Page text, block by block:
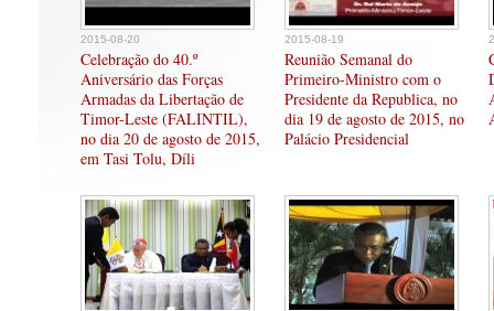
2015-08-20
Celebração do 40.º
Aniversário das Forças
Armadas da Libertação de
Timor-Leste (FALINTIL),
no dia 20 de agosto de 2015,
em Tasi Tolu, Díli
2015-08-19
Reunião Semanal do
Primeiro-Ministro com o
Presidente da Republica, no
dia 19 de agosto de 2015, no
Palácio Presidencial